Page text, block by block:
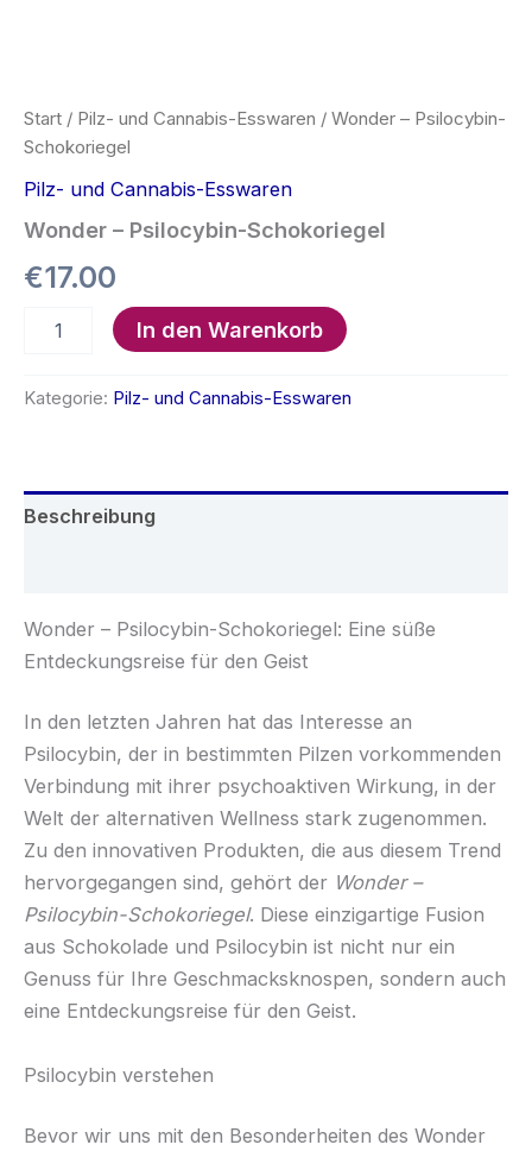
Start / Pilz- und Cannabis-Esswaren / Wonder – Psilocybin-
Schokoriegel
Pilz- und Cannabis-Esswaren
Wonder – Psilocybin-Schokoriegel
€17.00
Schokoriegel
Menge
In den Warenkorb
Kategorie: Pilz- und Cannabis-Esswaren
Beschreibung
Wonder – Psilocybin-Schokoriegel: Eine süße
Entdeckungsreise für den Geist
In den letzten Jahren hat das Interesse an
Psilocybin, der in bestimmten Pilzen vorkommenden
Verbindung mit ihrer psychoaktiven Wirkung, in der
Welt der alternativen Wellness stark zugenommen.
Zu den innovativen Produkten, die aus diesem Trend
hervorgegangen sind, gehört der Wonder –
Psilocybin-Schokoriegel. Diese einzigartige Fusion
aus Schokolade und Psilocybin ist nicht nur ein
Genuss für Ihre Geschmacksknospen, sondern auch
eine Entdeckungsreise für den Geist.
Psilocybin verstehen
Bevor wir uns mit den Besonderheiten des Wonder